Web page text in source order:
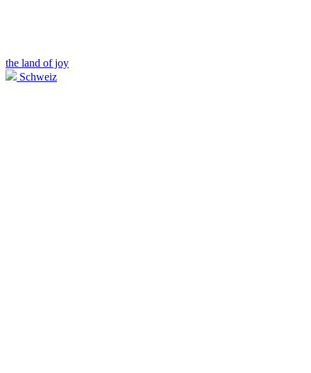
the land of joy
Schweiz